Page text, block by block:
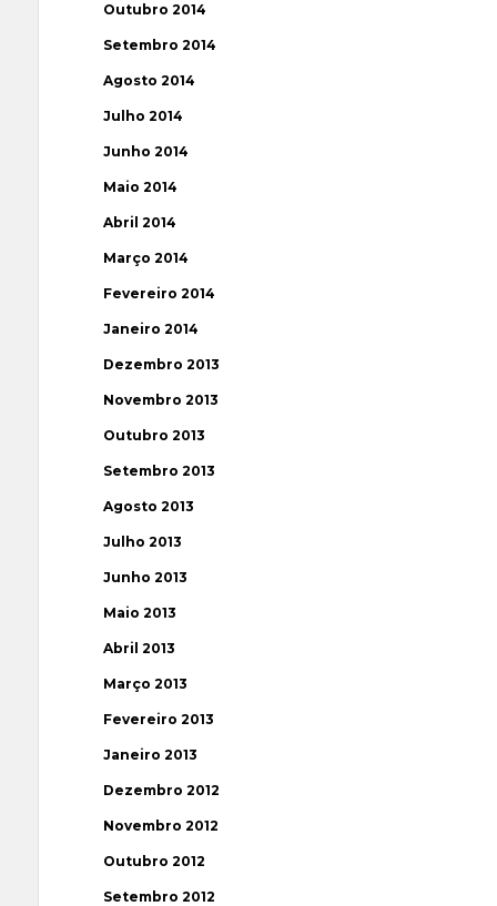
Outubro 2014
Setembro 2014
Agosto 2014
Julho 2014
Junho 2014
Maio 2014
Abril 2014
Março 2014
Fevereiro 2014
Janeiro 2014
Dezembro 2013
Novembro 2013
Outubro 2013
Setembro 2013
Agosto 2013
Julho 2013
Junho 2013
Maio 2013
Abril 2013
Março 2013
Fevereiro 2013
Janeiro 2013
Dezembro 2012
Novembro 2012
Outubro 2012
Setembro 2012